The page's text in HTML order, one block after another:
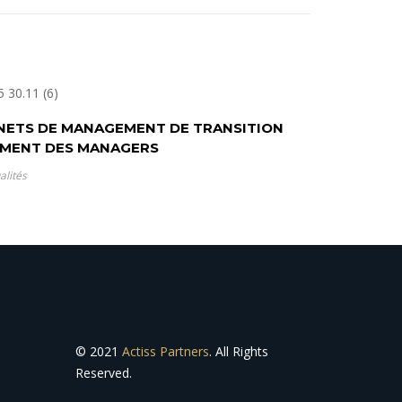
DE MANAGEMENT DE TRANSITION
DES MANAGERS
© 2021 Actiss Partners. All Rights
Reserved.